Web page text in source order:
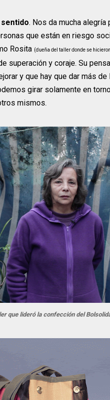
. Nos da mucha alegría
que están en riesgo
Rosita (dueña del taller donde se
superación y coraje. Su
y que hay que dar más
girar solamente en
mismos.
que lideró la confección del